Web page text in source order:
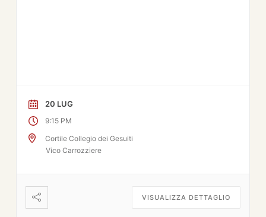
20 LUG
9:15 PM
Cortile Collegio dei Gesuiti
Vico Carrozziere
VISUALIZZA DETTAGLIO